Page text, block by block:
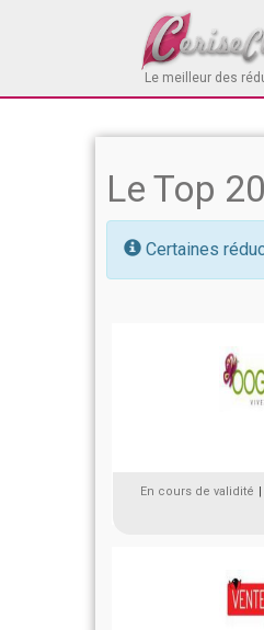
Le meilleur des
Le Top
Certaines
En cours de validité